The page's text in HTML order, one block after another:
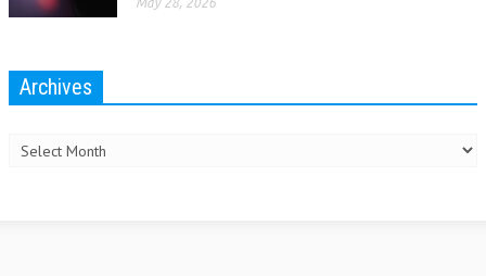
DIRITTO DELLE IMPRESE IN CRISI
SICUREZZA SUL LAVORO
May 28, 2026
Archives